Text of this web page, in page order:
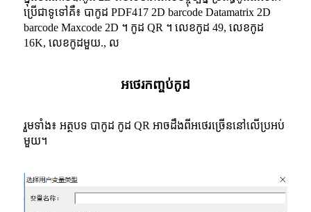
ប្រើ​ជា​ទូទៅ​គឺ៖ បាកូដ PDF417 2D barcode Datamatrix 2D
barcode Maxcode 2D ។ កូដ QR ។ លេខកូដ 49, លេខកូដ
16K, លេខកូដមួយ., ល
អថេរ​កញ្ចប់​កូដ
រួមទាំង៖ អត្ថបទ បាកូដ កូដ QR អាចដឹងពីអថេរច្រើននៅលើប្រអប់
មួយ។